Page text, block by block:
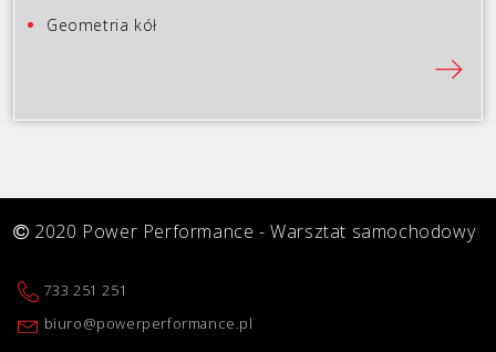
Geometria kół
2020 Power Performance - Warsztat samochodowy
733 251 251
biuro@powerperformance.pl